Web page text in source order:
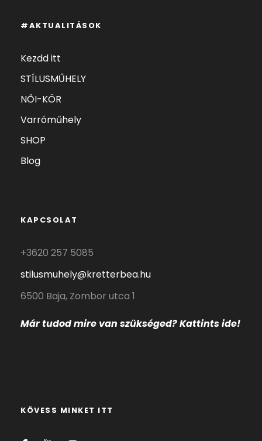
#AKTUALITÁSOK
Kezdd itt
STÍLUSMŰHELY
NŐI-KÖR
Varróműhely
SHOP
Blog
KAPCSOLAT
+3620 257 5085
stilusmuhely@kretterbea.hu
6500 Baja, Zombor utca 1
Már tudod mire van szükséged? Kattints ide!
KÖVESS MINKET ITT